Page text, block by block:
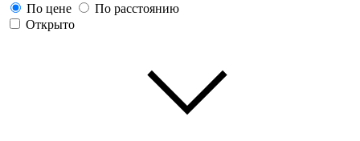
По цене
По расстоянию
Открыто